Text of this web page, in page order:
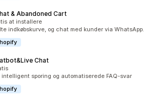
& Abandoned Cart
i altat installere
indkøbskurve, og chat med kunder via WhatsApp.
Chat
i alt
intelligent sporing og automatiserede FAQ-svar